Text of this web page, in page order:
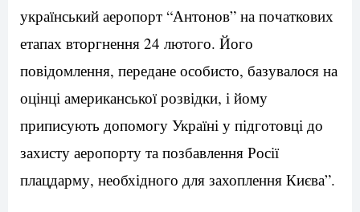
український аеропорт “Антонов” на початкових
етапах вторгнення 24 лютого. Його
повідомлення, передане особисто, базувалося на
оцінці американської розвідки, і йому
приписують допомогу Україні у підготовці до
захисту аеропорту та позбавлення Росії
плацдарму, необхідного для захоплення Києва”.